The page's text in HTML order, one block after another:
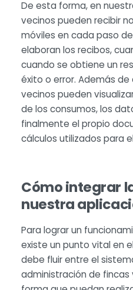
De esta forma, en
vecinos pueden recibir
móviles en cada paso
elaboran los recibos,
cuando se obtiene un
éxito o error. Además
vecinos pueden
de los consumos, los
finalmente el propio
cálculos utilizados para
Cómo integrar
nuestra
Para lograr un
existe un punto vital en
debe fluir entre el
administración de fincas